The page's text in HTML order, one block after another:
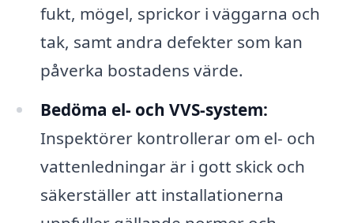
fukt, mögel, sprickor i väggarna och
tak, samt andra defekter som kan
påverka bostadens värde.
Bedöma el- och VVS-system:
Inspektörer kontrollerar om el- och
vattenledningar är i gott skick och
säkerställer att installationerna